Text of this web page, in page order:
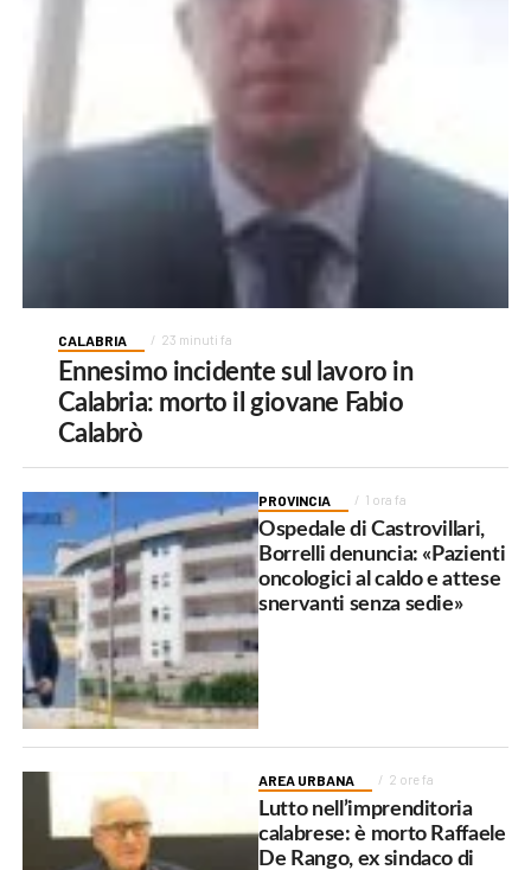
CALABRIA 23 minuti fa
Ennesimo incidente sul lavoro in
Calabria: morto il giovane Fabio
Calabrò
PROVINCIA 1 ora fa
Ospedale di Castrovillari,
Borrelli denuncia: «Pazienti
oncologici al caldo e attese
snervanti senza sedie»
AREA URBANA 2 ore fa
Lutto nell’imprenditoria
calabrese: è morto Raffaele
De Rango, ex sindaco di